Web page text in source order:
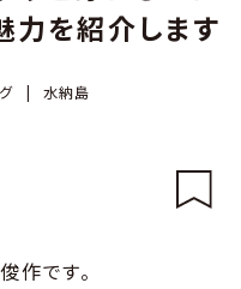
力を紹介します
| 水納島
作です。